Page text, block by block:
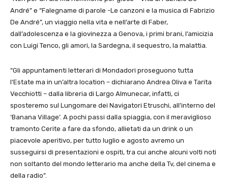
André” e “Falegname di parole -Le canzoni e la musica di Fabrizio
De André”, un viaggio nella vita e nell’arte di Faber,
dall’adolescenza e la giovinezza a Genova, i primi brani, l’amicizia
con Luigi Tenco, gli amori, la Sardegna, il sequestro, la malattia.
“Gli appuntamenti letterari di Mondadori proseguono tutta
l’Estate ma in un’altra location – dichiarano Andrea Oliva e Tarita
Vecchiotti – dalla libreria di Largo Almunecar, infatti, ci
sposteremo sul Lungomare dei Navigatori Etruschi, all’interno del
‘Banana Village’. A pochi passi dalla spiaggia, con il meraviglioso
tramonto Cerite a fare da sfondo, allietati da un drink o un
piacevole aperitivo, per tutto luglio e agosto avremo un
susseguirsi di presentazioni e ospiti, tra cui anche alcuni volti noti
non soltanto del mondo letterario ma anche della Tv, del cinema e
della radio”.